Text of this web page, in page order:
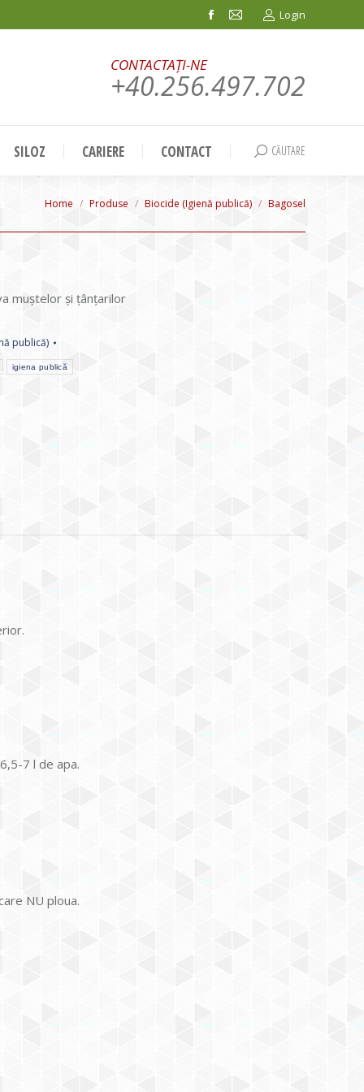
Facebook
in
window
Mail
in
window
Login
CONTACTAȚI-NE
+40.256.497.702
SILOZ CARIERE CONTACT Search:
CĂUTARE
You are here:
Home Produse Biocide (Igienă publică) Bagosel
muștelor și țânțarilor
publică)
igiena publică
7 l de apa.
NU ploua.